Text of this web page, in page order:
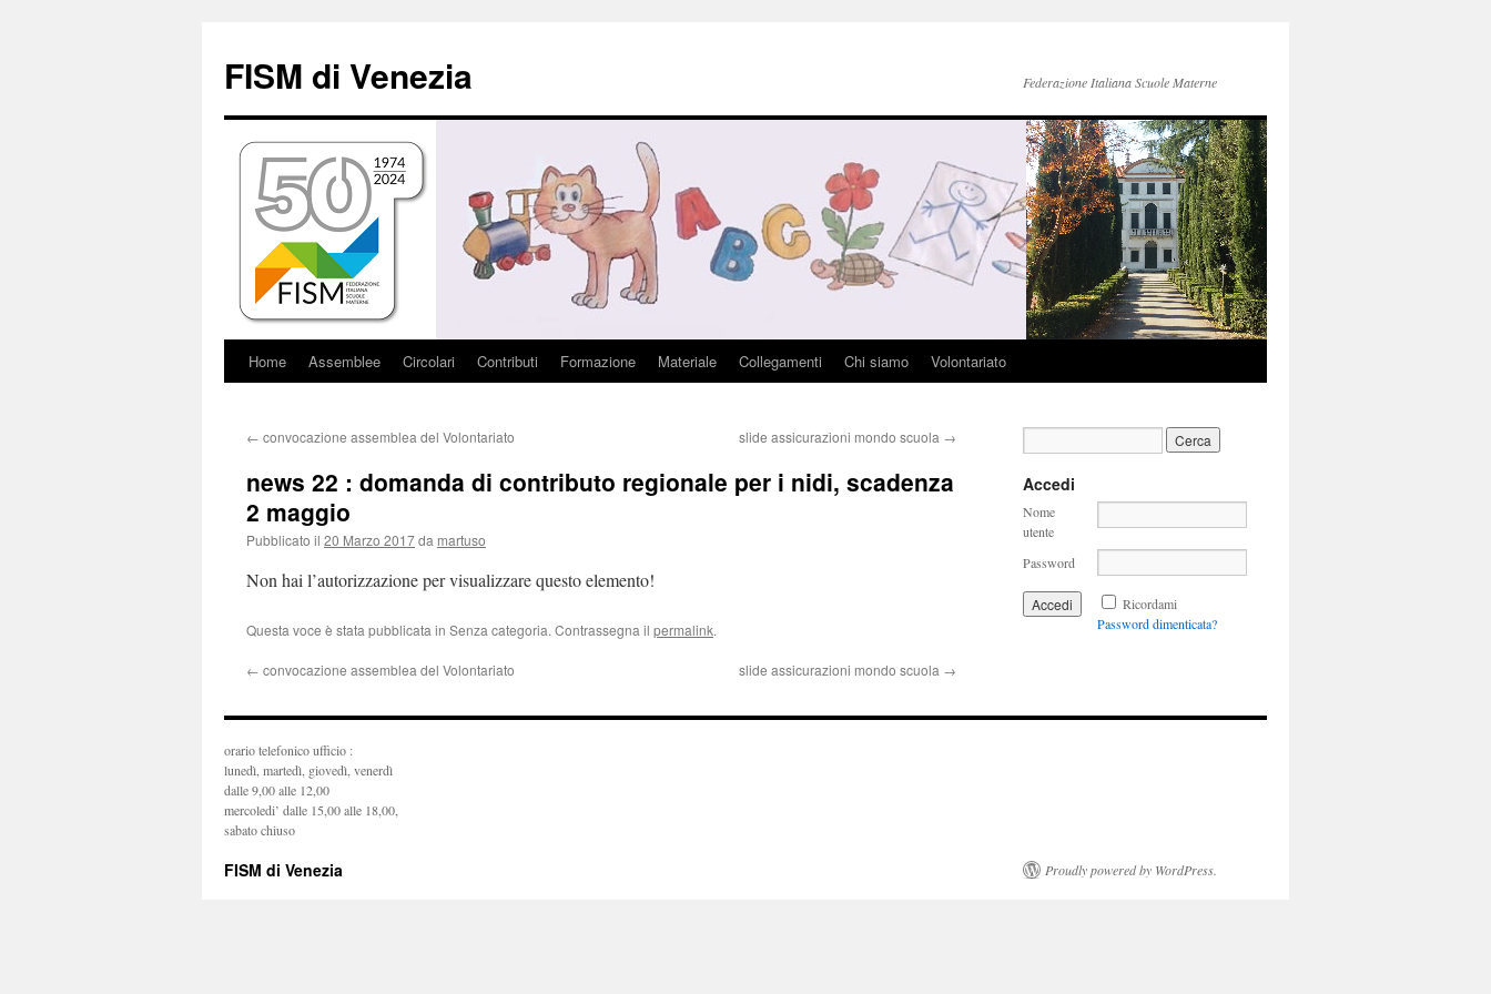
contenuto
FISM di Venezia Federazione Italiana Scuole Materne
Home Assemblee Circolari Contributi Formazione Materiale Collegamenti Chi siamo Volontariato
← convocazione assemblea del Volontariato slide assicurazioni mondo scuola →
news 22 : domanda di contributo regionale per i nidi, scadenza
2 maggio
Pubblicato il 20 Marzo 2017da martuso
Non hai l’autorizzazione per visualizzare questo elemento!
Questa voce è stata pubblicata in Senza categoria. Contrassegna il permalink.
← convocazione assemblea del Volontariato slide assicurazioni mondo scuola →
Accedi
Nome
utente
Password
Ricordami
Password dimenticata?
orario telefonico ufficio :
lunedì, martedì, giovedì, venerdì
dalle 9,00 alle 12,00
mercoledi’ dalle 15,00 alle 18,00,
sabato chiuso
FISM di Venezia Proudly powered by WordPress.